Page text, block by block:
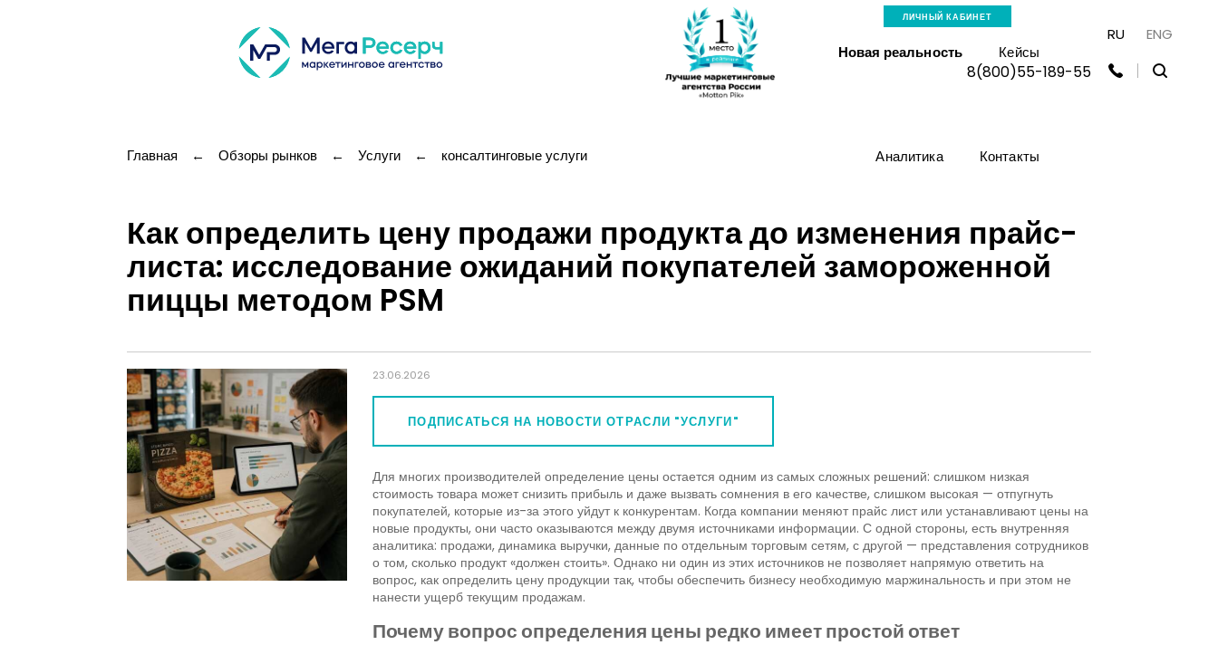
ЛИЧНЫЙ КАБИНЕТ
Новая реальность Кейсы
Аналитика Контакты
RU ENG
8(800)55-189-55
Главная ← Обзоры рынков ← Услуги ← консалтинговые услуги
Как определить цену продажи продукта до изменения прайс-
листа: исследование ожиданий покупателей замороженной
пиццы методом PSM
23.06.2026
ПОДПИСАТЬСЯ НА НОВОСТИ ОТРАСЛИ "УСЛУГИ"
Для многих производителей определение цены остается одним из самых сложных решений: слишком низкая
стоимость товара может снизить прибыль и даже вызвать сомнения в его качестве, слишком высокая — отпугнуть
покупателей, которые из-за этого уйдут к конкурентам. Когда компании меняют прайс лист или устанавливают цены на
новые продукты, они часто оказываются между двумя источниками информации. С одной стороны, есть внутренняя
аналитика: продажи, динамика выручки, данные по отдельным торговым сетям, с другой — представления сотрудников
о том, сколько продукт «должен стоить». Однако ни один из этих источников не позволяет напрямую ответить на
вопрос, как определить цену продукции так, чтобы обеспечить бизнесу необходимую маржинальность и при этом не
нанести ущерб текущим продажам.
Почему вопрос определения цены редко имеет простой ответ